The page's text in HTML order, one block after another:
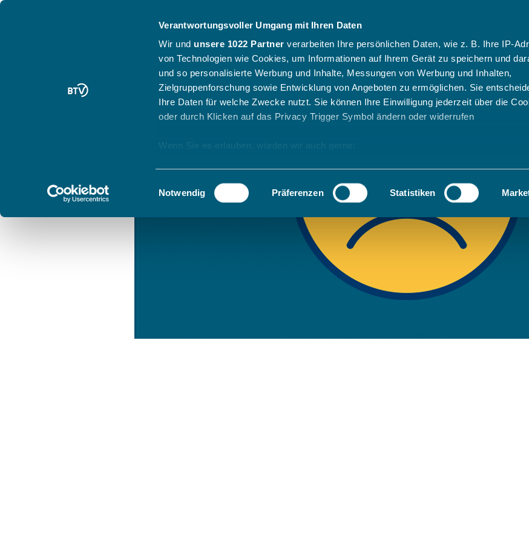
Verantwortungsvoller Umgang mit Ihren Daten
Wir und unsere 1022 Partner verarbeiten Ihre persönlichen Daten, wie z. B. Ihre IP-
von Technologien wie Cookies, um Informationen auf Ihrem Gerät zu speichern und
und so personalisierte Werbung und Inhalte, Messungen von Werbung und Inhalten,
Zielgruppenforschung sowie Entwicklung von Angeboten zu ermöglichen. Sie
Ihre Daten für welche Zwecke nutzt. Sie können Ihre Einwilligung jederzeit über die
oder durch Klicken auf das Privacy Trigger Symbol ändern oder widerrufen
Wenn Sie es erlauben, würden wir auch gerne:
Ihr Gerät durch aktives Scannen nach bestimmten Merkmalen (Fingerprinting)
Abschnitt Einzelheiten
Wir verwenden Cookies, um Inhalte und Anzeigen zu personalisieren, Funktionen für
anbieten zu können und die Zugriffe auf unsere Website zu analysieren. Außerdem
Informationen zu Ihrer Verwendung unserer Website an unsere Partner für soziale
und Analysen weiter. Unsere Partner führen diese Informationen möglicherweise mit
Einwilligungsauswahl
Notwendig Präferenzen Statistiken